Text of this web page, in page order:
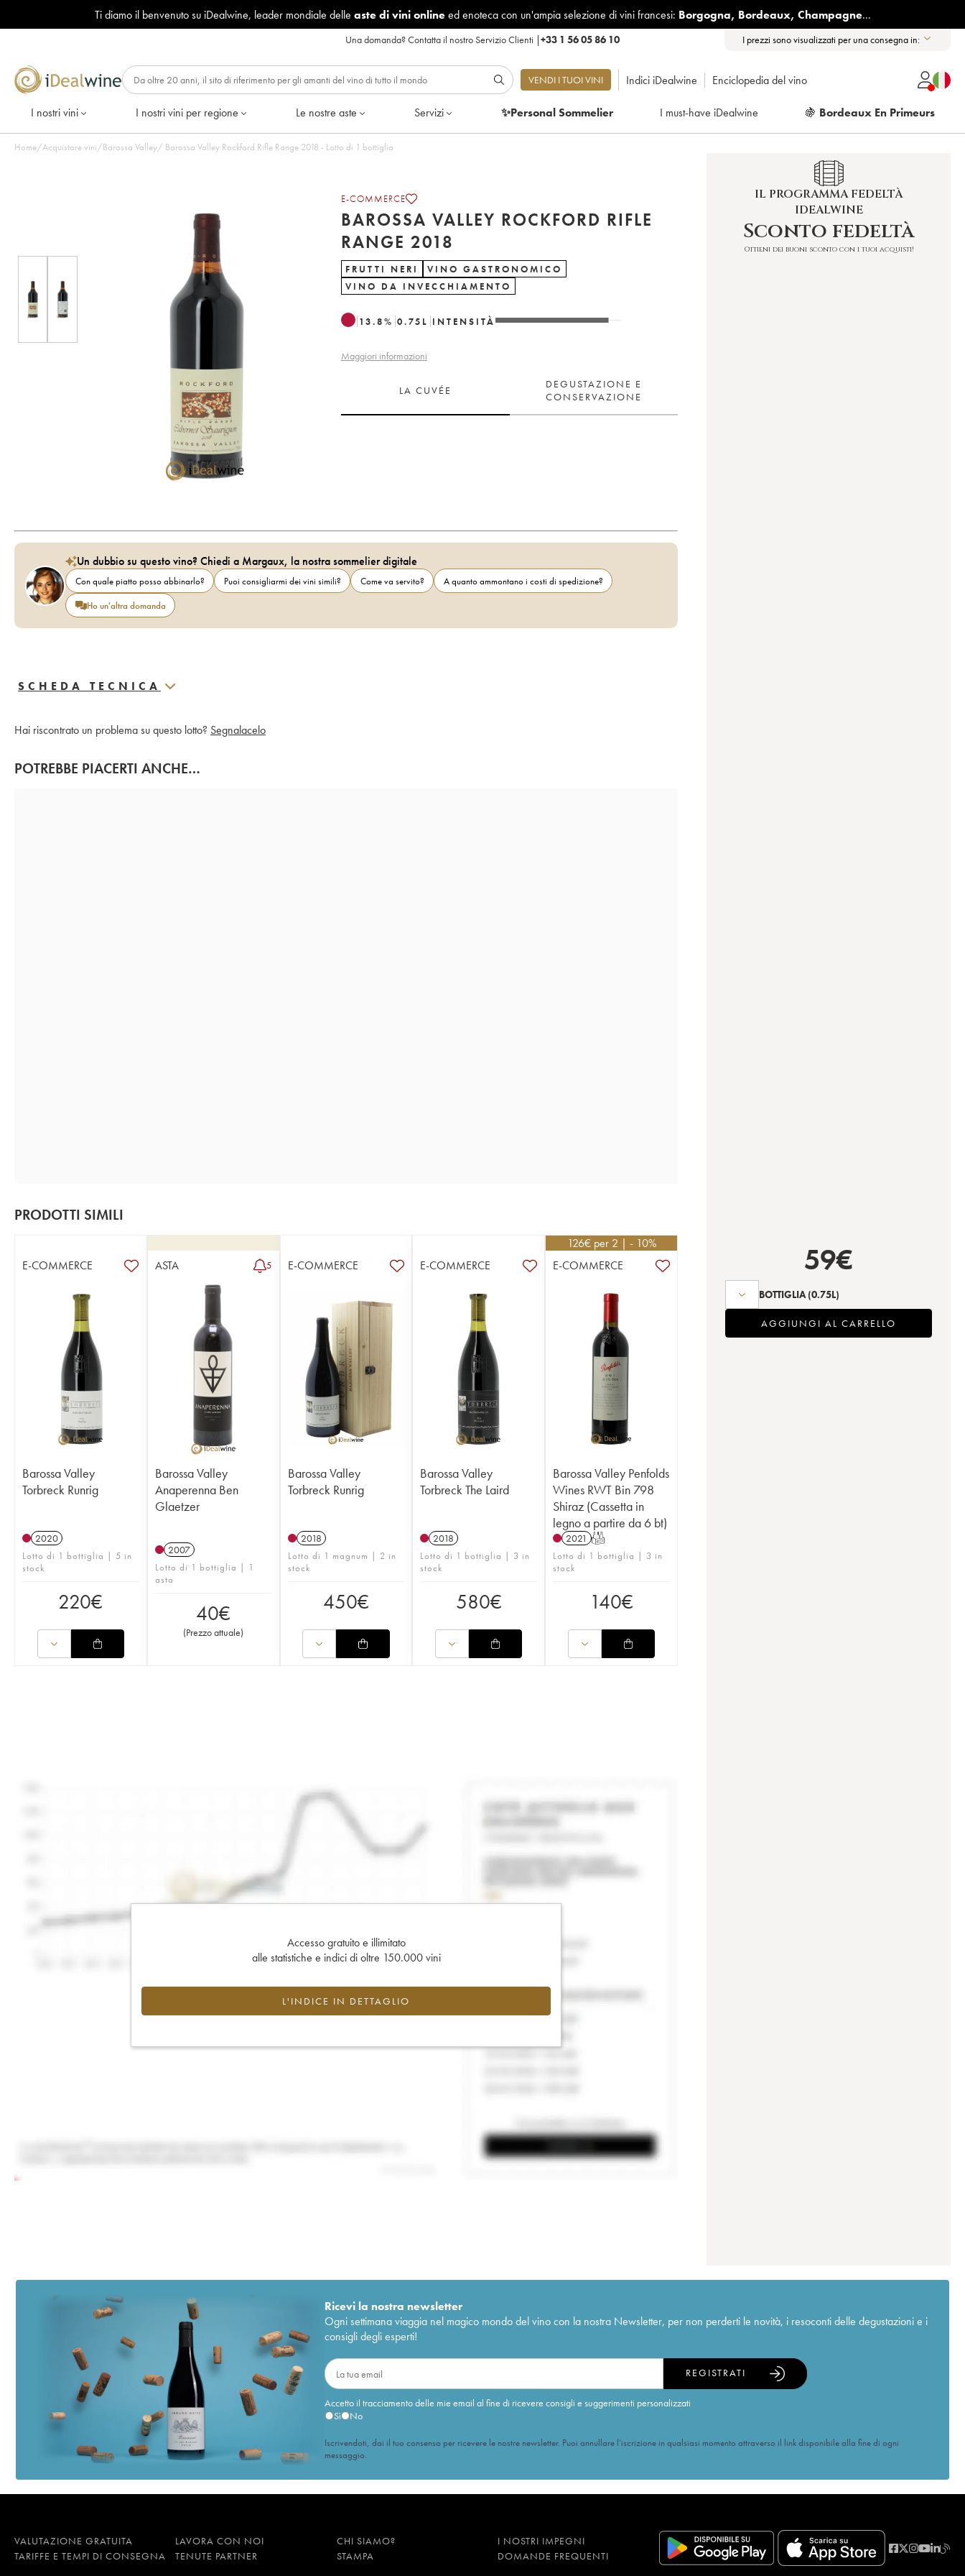
Ti diamo il benvenuto su iDealwine, leader mondiale delle aste di vini onlineed enoteca con un'ampia selezione di vini francesi: Borgogna, Bordeaux, Champagne...
Una domanda?Contatta il nostro Servizio Clienti |+33 1 56 05 86 10 I prezzi sono visualizzati per una consegna in:
VENDI I TUOI VINI Indici iDealwine Enciclopedia del vino
I nostri vini I nostri vini per regione Le nostre aste Servizi ✨Personal Sommelier I must-have iDealwine 🍇 Bordeaux En Primeurs
Home/Acquistare vini/Barossa Valley/ Barossa Valley Rockford Rifle Range 2018 - Lotto di 1 bottiglia
E-COMMERCE
BAROSSA VALLEY ROCKFORD RIFLE
RANGE 2018
FRUTTI NERI
VINO GASTRONOMICO
VINO DA INVECCHIAMENTO
13.8% 0.75 L INTENSITÀ
Maggiori informazioni
LA CUVÉE
DEGUSTAZIONE E
CONSERVAZIONE
Un dubbio su questo vino? Chiedi a Margaux, la nostra sommelier digitale
Con quale piatto posso abbinarlo? Puoi consigliarmi dei vini simili? Come va servito?
A quanto ammontano i costi di spedizione?
Ho un'altra domanda
SCHEDA TECNICA
Hai riscontrato un problema su questo lotto? Segnalacelo
POTREBBE PIACERTI ANCHE…
PRODOTTI SIMILI
E-COMMERCE
Barossa Valley
Torbreck Runrig
2020
Lotto di 1 bottiglia | 5 in
stock
220€
ASTA 5
Barossa Valley
Anaperenna Ben
Glaetzer
2007
Lotto di 1 bottiglia | 1
asta
40€
(Prezzo attuale)
E-COMMERCE
Barossa Valley
Torbreck Runrig
2018
Lotto di 1 magnum | 2 in
stock
450€
E-COMMERCE
Barossa Valley
Torbreck The Laird
2018
Lotto di 1 bottiglia | 3 in
stock
580€
126€ per 2 | - 10%
E-COMMERCE
Barossa Valley Penfolds
Wines RWT Bin 798
Shiraz (Cassetta in
legno a partire da 6 bt)
2021 T
Lotto di 1 bottiglia | 3 in
stock
140€
Accesso gratuito e illimitato
alle statistiche e indici di oltre 150.000 vini
L'INDICE IN DETTAGLIO
IL PROGRAMMA FEDELTÀ
IDEALWINE
Sconto fedeltà
Ottieni dei buoni sconto con i tuoi acquisti!
59€
BOTTIGLIA (0.75L)
AGGIUNGI AL CARRELLO
Ricevi la nostra newsletter
Ogni settimana viaggia nel magico mondo del vino con la nostra Newsletter, per non perderti le novità, i resoconti delle degustazioni e i
consigli degli esperti!
Accetto il tracciamento delle mie email al fine di ricevere consigli e suggerimenti personalizzati
Sì
No
REGISTRATI
Iscrivendoti, dai il tuo consenso per ricevere le nostre newsletter. Puoi annullare l’iscrizione in qualsiasi momento attraverso il link disponibile alla fine di ogni
messaggio.
VALUTAZIONE GRATUITA LAVORA CON NOI CHI SIAMO?
I NOSTRI IMPEGNI
TARIFFE E TEMPI DI CONSEGNA
TENUTE PARTNER STAMPA DOMANDE FREQUENTI